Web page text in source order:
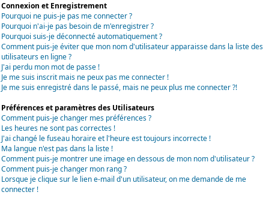
Connexion et Enregistrement
Pourquoi ne puis-je pas me connecter ?
Pourquoi n'ai-je pas besoin de m'enregistrer ?
Pourquoi suis-je déconnecté automatiquement ?
Comment puis-je éviter que mon nom d'utilisateur apparaisse dans la liste des
utilisateurs en ligne ?
J'ai perdu mon mot de passe !
Je me suis inscrit mais ne peux pas me connecter !
Je me suis enregistré dans le passé, mais ne peux plus me connecter ?!
Préférences et paramètres des Utilisateurs
Comment puis-je changer mes préférences ?
Les heures ne sont pas correctes !
J'ai changé le fuseau horaire et l'heure est toujours incorrecte !
Ma langue n'est pas dans la liste !
Comment puis-je montrer une image en dessous de mon nom d'utilisateur ?
Comment puis-je changer mon rang ?
Lorsque je clique sur le lien e-mail d'un utilisateur, on me demande de me
connecter !